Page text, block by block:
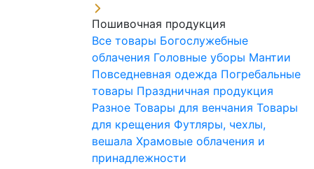
Пошивочная продукция
Все товары Богослужебные
облачения Головные уборы Мантии
Повседневная одежда Погребальные
товары Праздничная продукция
Разное Товары для венчания Товары
для крещения Футляры, чехлы,
вешала Храмовые облачения и
принадлежности